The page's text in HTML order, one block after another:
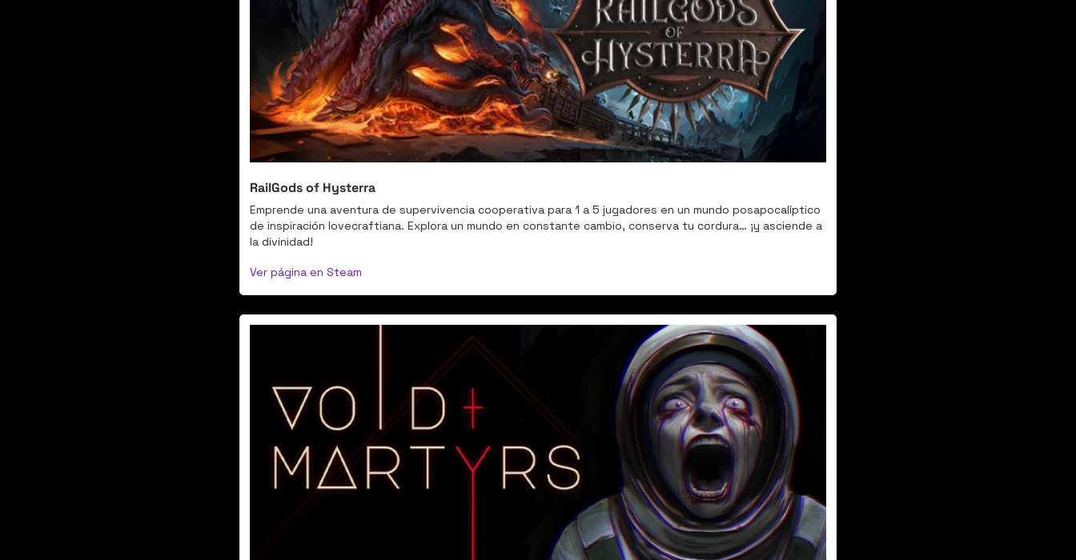
RailGods of Hysterra
Emprende una aventura de supervivencia cooperativa para 1 a 5 jugadores en un mundo posapocalíptico
de inspiración lovecraftiana. Explora un mundo en constante cambio, conserva tu cordura… ¡y asciende a
la divinidad!
Ver página en Steam